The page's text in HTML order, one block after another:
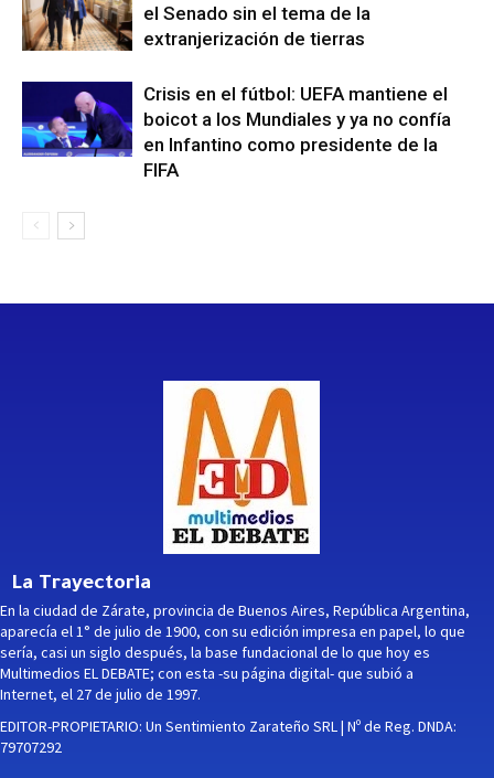
el Senado sin el tema de la
extranjerización de tierras
Crisis en el fútbol: UEFA mantiene el
boicot a los Mundiales y ya no confía
en Infantino como presidente de la
FIFA
La Trayectoria
En la ciudad de Zárate, provincia de Buenos Aires, República Argentina,
aparecía el 1° de julio de 1900, con su edición impresa en papel, lo que
sería, casi un siglo después, la base fundacional de lo que hoy es
Multimedios EL DEBATE; con esta -su página digital- que subió a
Internet, el 27 de julio de 1997.
EDITOR-PROPIETARIO: Un Sentimiento Zarateño SRL | Nº de Reg. DNDA:
79707292